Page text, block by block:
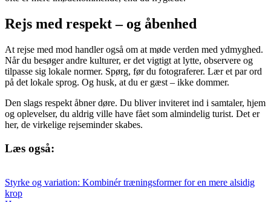
Rejs med respekt – og åbenhed
At rejse med mod handler også om at møde verden med ydmyghed.
Når du besøger andre kulturer, er det vigtigt at lytte, observere og
tilpasse sig lokale normer. Spørg, før du fotograferer. Lær et par ord
på det lokale sprog. Og husk, at du er gæst – ikke dommer.
Den slags respekt åbner døre. Du bliver inviteret ind i samtaler, hjem
og oplevelser, du aldrig ville have fået som almindelig turist. Det er
her, de virkelige rejseminder skabes.
Læs også:
Styrke og variation: Kombinér træningsformer for en mere alsidig
krop